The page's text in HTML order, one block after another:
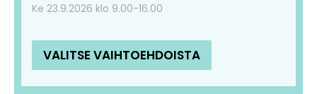
Ke 23.9.2026 klo 9.00-16.00
VALITSE VAIHTOEHDOISTA